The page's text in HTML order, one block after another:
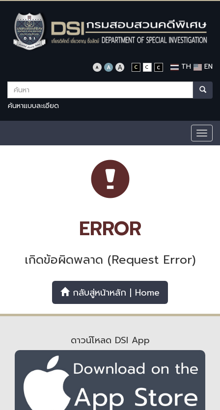
TH EN
ค้นหาแบบละเอียด
ERROR
เกิดข้อผิดพลาด (Request Error)
กลับสู่หน้าหลัก | Home
ดาวน์โหลด DSI App